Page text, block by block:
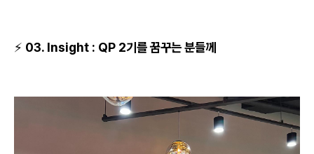
⚡ 03. Insight : QP 2기를 꿈꾸는 분들께